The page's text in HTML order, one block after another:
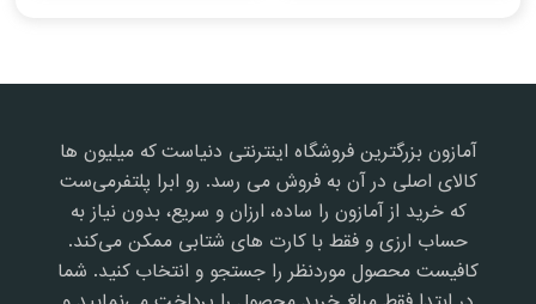
آمازون بزرگترین فروشگاه اینترنتی دنیاست که میلیون ها
کالای اصلی در آن به فروش می رسد. رو ابرا پلتفرمی‌ست
که خرید از آمازون را ساده، ارزان و سریع، بدون نیاز به
حساب ارزی و فقط با کارت های شتابی ممکن می‌کند.
کافیست محصول موردنظر را جستجو و انتخاب کنید. شما